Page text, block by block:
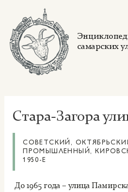
content
самарских
Стара-Загора
СОВЕТСКИЙ,
ПРОМЫШЛЕННЫЙ,
1950-Е
До 1965 года – улица